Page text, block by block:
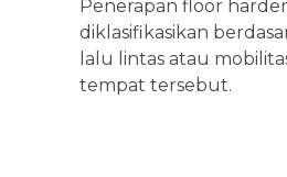
Penerapan floor
diklasifikasikan
lalu lintas atau
tempat tersebut.